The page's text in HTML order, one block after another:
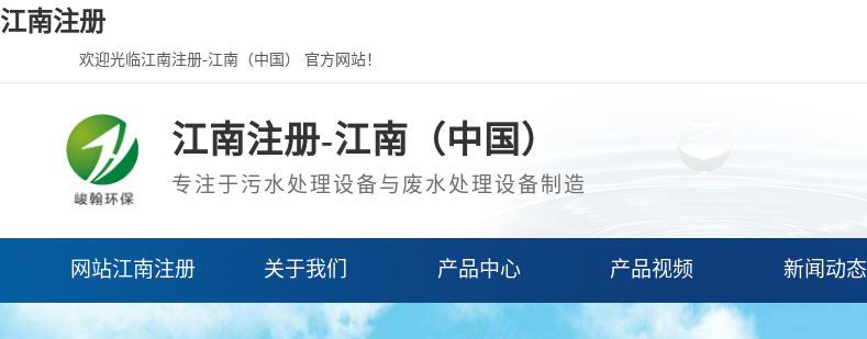
江南注册
欢迎光临江南注册-江南（中国） 官方网站！
江南注册-江南（中国）
专注于污水处理设备与废水处理设备制造
网站江南注册 关于我们 产品中心 产品视频 新闻动态